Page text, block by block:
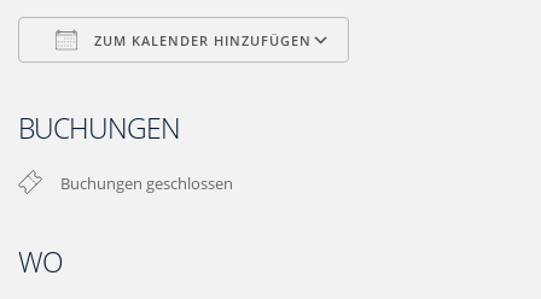
ZUM KALENDER HINZUFÜGEN
BUCHUNGEN
Buchungen geschlossen
WO